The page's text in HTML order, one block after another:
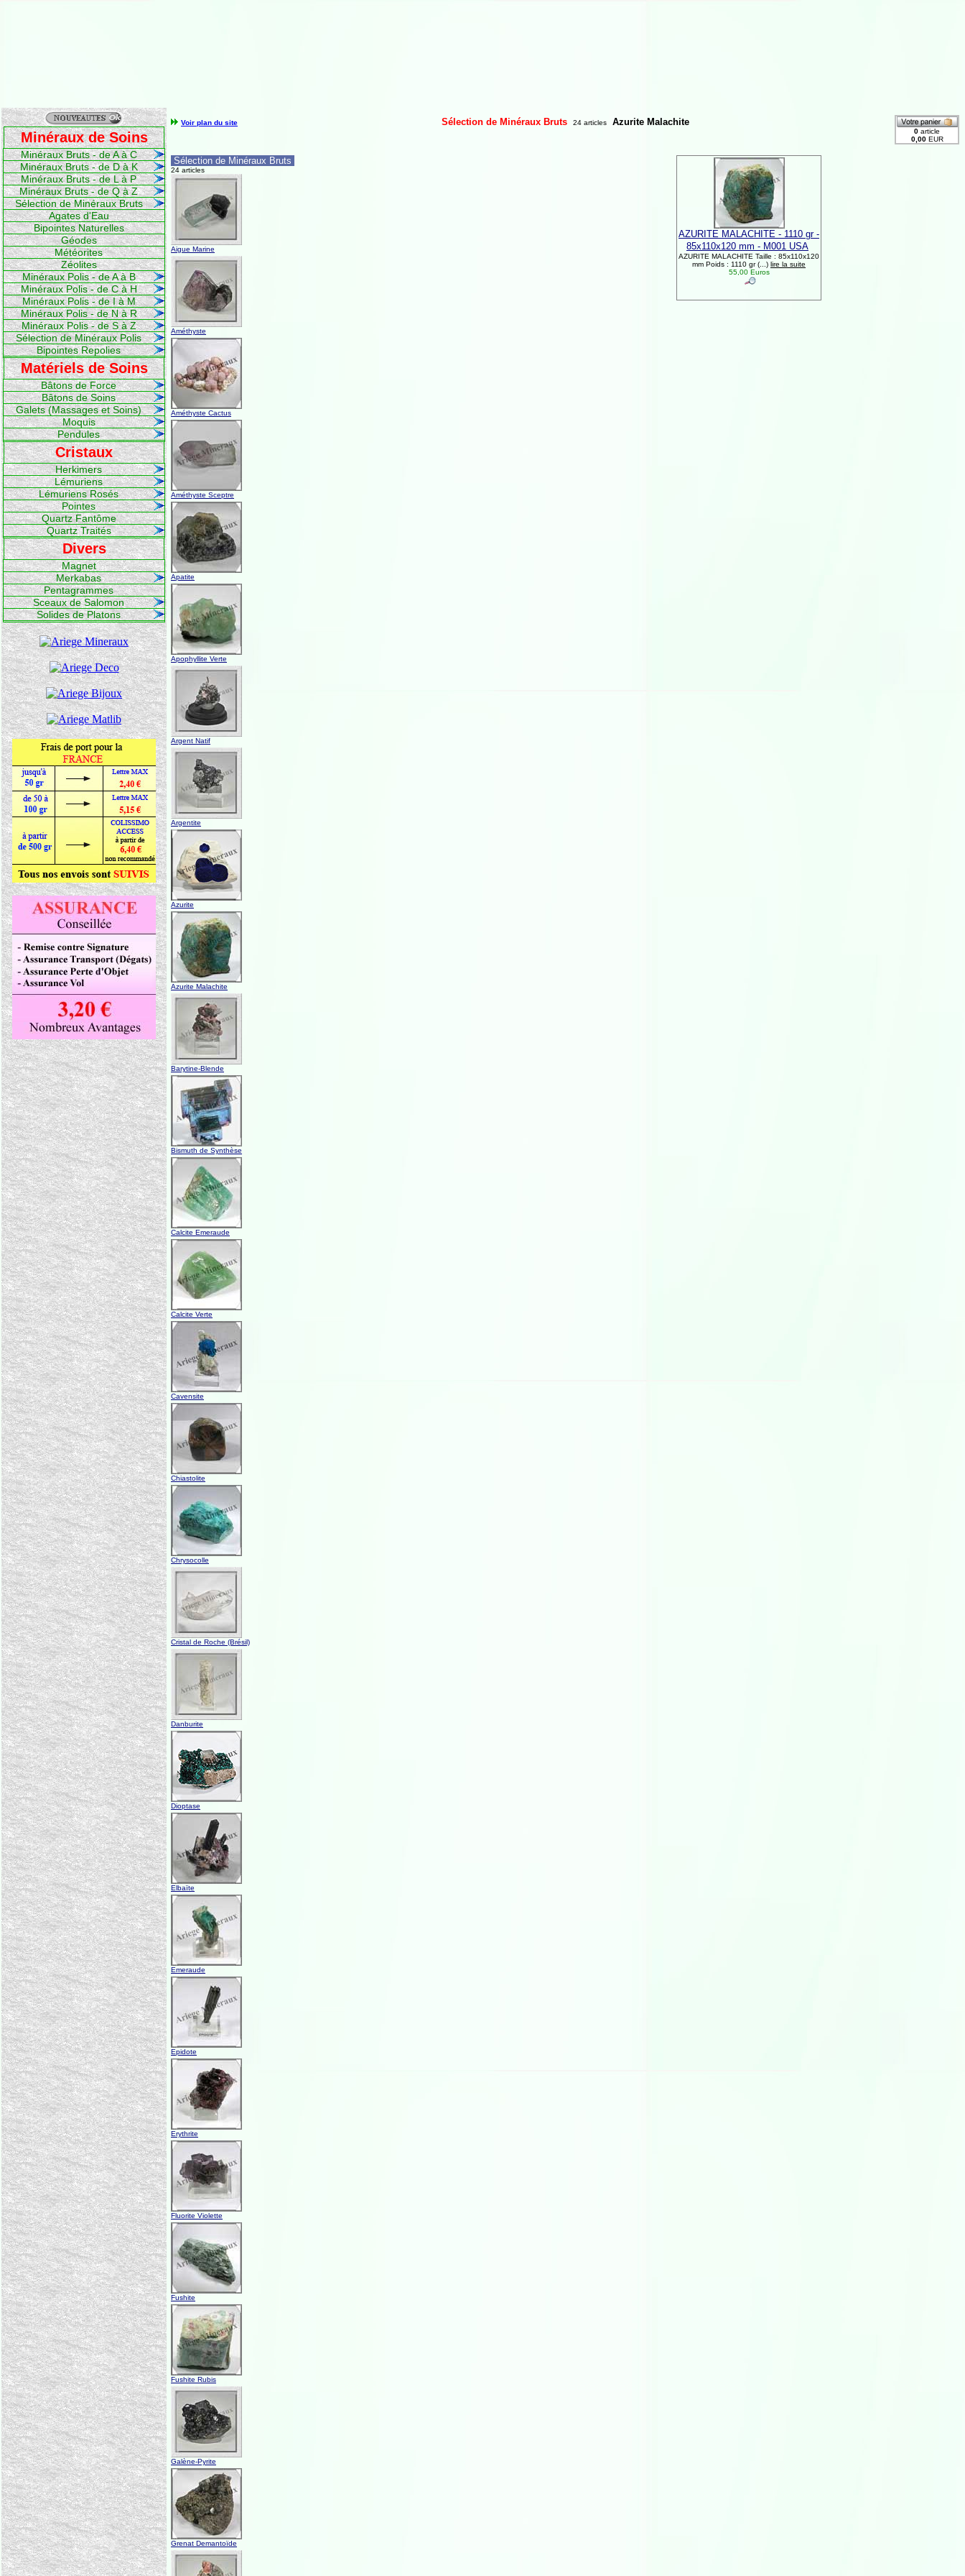
Minéraux de Soins
Minéraux Bruts - de A à C
Minéraux Bruts - de D à K
Minéraux Bruts - de L à P
Minéraux Bruts - de Q à Z
Sélection de Minéraux Bruts
Agates d'Eau
Bipointes Naturelles
Géodes
Météorites
Zéolites
Minéraux Polis - de A à B
Minéraux Polis - de C à H
Minéraux Polis - de I à M
Minéraux Polis - de N à R
Minéraux Polis - de S à Z
Sélection de Minéraux Polis
Bipointes Repolies
Matériels de Soins
Bâtons de Force
Bâtons de Soins
Galets (Massages et Soins)
Moquis
Pendules
Cristaux
Herkimers
Lémuriens
Lémuriens Rosés
Pointes
Quartz Fantôme
Quartz Traités
Divers
Magnet
Merkabas
Pentagrammes
Sceaux de Salomon
Solides de Platons
Voir plan du site Sélection de Minéraux Bruts 24 articles Azurite Malachite
Sélection de Minéraux Bruts
24 articles
Aigue Marine
Améthyste
Améthyste Cactus
Améthyste Sceptre
Apatite
Apophyllite Verte
Argent Natif
Argentite
Azurite
Azurite Malachite
Barytine-Blende
Bismuth de Synthèse
Calcite Emeraude
Calcite Verte
Cavensite
Chiastolite
Chrysocolle
Cristal de Roche (Brésil)
Danburite
Dioptase
Elbaïte
Emeraude
Epidote
Erythrite
Fluorite Violette
Fushite
Fushite Rubis
Galène-Pyrite
Grenat Demantoïde
AZURITE MALACHITE - 1110 gr -
85x110x120 mm - M001 USA
AZURITE MALACHITE Taille : 85x110x120
mm Poids : 1110 gr (...) lire la suite
55,00 Euros